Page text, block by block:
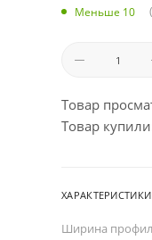
Меньше 10
Товар
Товар
ХАРАКТЕРИСТИКИ
Ширина